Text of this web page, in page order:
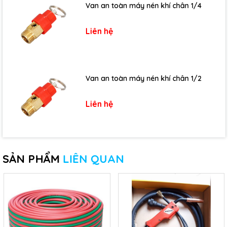
Van an toàn máy nén khí chân 1/4
Liên hệ
Van an toàn máy nén khí chân 1/2
Liên hệ
SẢN PHẨM LIÊN QUAN